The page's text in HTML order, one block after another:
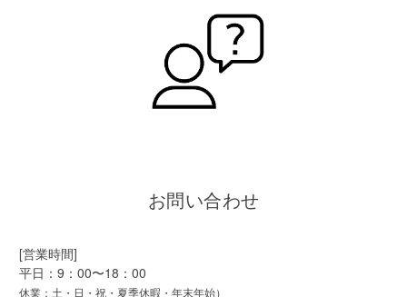
お問い合わせ
[営業時間]
平日：9：00〜18：00
休業：土・日・祝・夏季休暇・年末年始）